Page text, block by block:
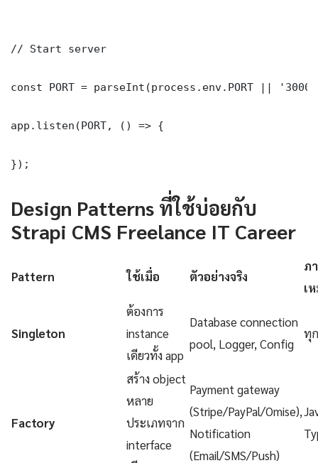
// Start server
const PORT = parseInt(process.env.PORT ||
app.listen(PORT, () => {
});
Design Patterns ที่ใช้บ่อยกับ
Strapi CMS Freelance IT Career
Pattern ใช้เมื่อ ตัวอย่างจริง
ภ
เ
Singleton
ต้องการ
instance
เดียวทั้ง app
Database connection
pool, Logger, Config
ทุ
Factory
สร้าง object
หลาย
ประเภทจาก
interface
Payment gateway
(Stripe/PayPal/Omise),
Notification
(Email/SMS/Push)